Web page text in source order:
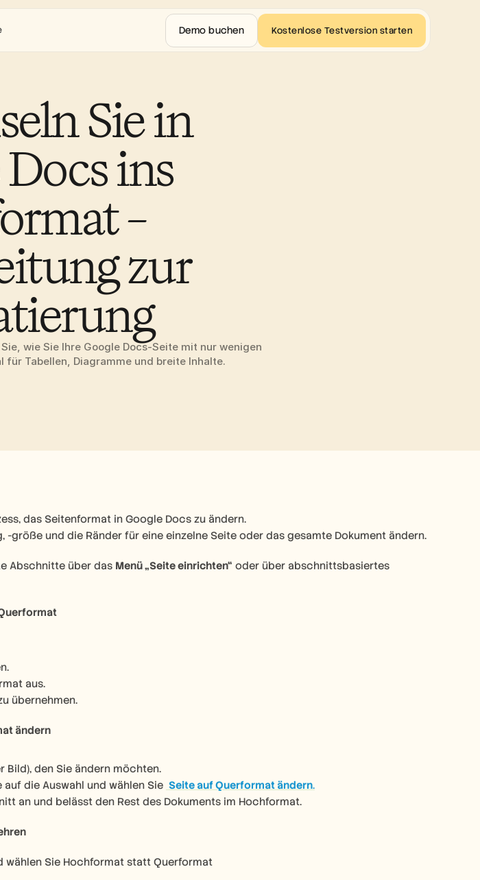
Sie in
ins
–
zur
wie Sie Ihre Google Docs-Seite mit nur wenigen
Tabellen, Diagramme und breite Inhalte.
das Seitenformat in Google Docs zu ändern.
-größe und die Ränder für eine einzelne Seite oder das gesamte Dokument ändern.
Abschnitte über das Menü „Seite einrichten“ oder über abschnittsbasiertes
aus.
übernehmen.
ändern
Bild), den Sie ändern möchten.
die Auswahl und wählen Sie Seite auf Querformat ändern.
an und belässt den Rest des Dokuments im Hochformat.
Sie Hochformat statt Querformat
Demo buchen Kostenlose Testversion starten